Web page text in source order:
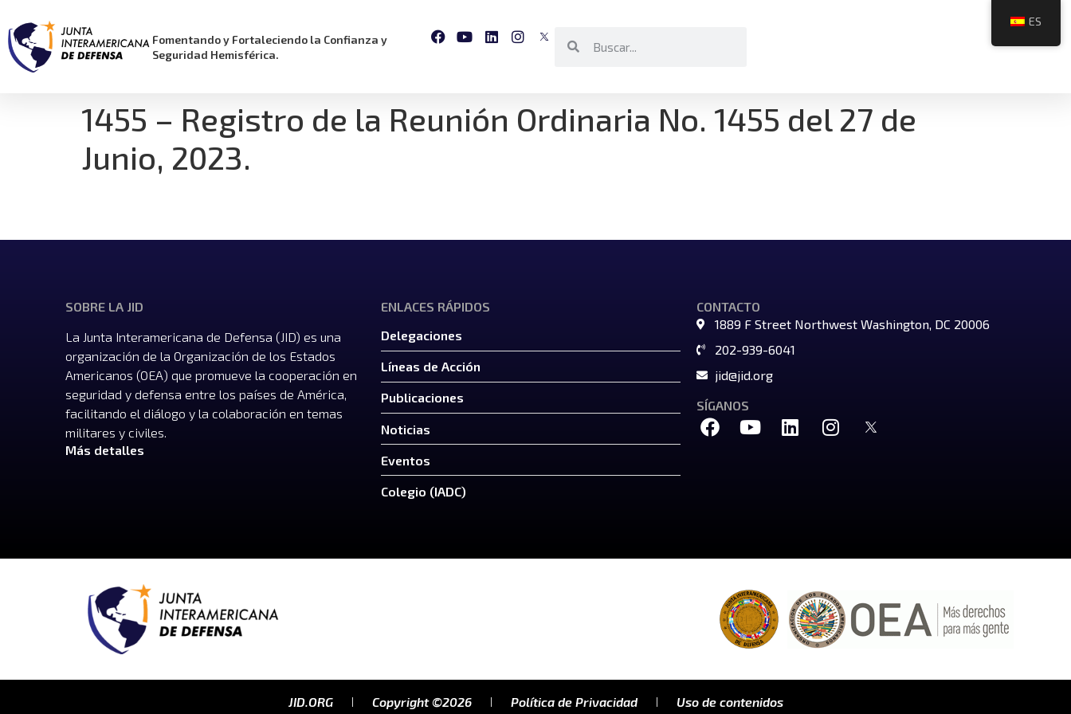
Fomentando y Fortaleciendo la Confianza y
Seguridad Hemisférica.
1455 – Registro de la Reunión Ordinaria No. 1455 del 27 de
Junio, 2023.
SOBRE LA JID
La Junta Interamericana de Defensa (JID) es una
organización de la Organización de los Estados
Americanos (OEA) que promueve la cooperación en
seguridad y defensa entre los países de América,
facilitando el diálogo y la colaboración en temas
militares y civiles.
Más detalles
ENLACES RÁPIDOS
Delegaciones
Líneas de Acción
Publicaciones
Noticias
Eventos
Colegio (IADC)
CONTACTO
1889 F Street Northwest Washington, DC 20006
202-939-6041
jid@jid.org
SÍGANOS
JID.ORG Copyright ©2026 Política de Privacidad Uso de contenidos
ES